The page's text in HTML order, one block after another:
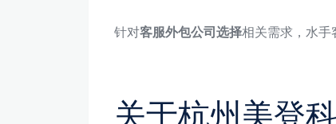
针对客服外包公司选择相关需求，水手
关于杭州美登